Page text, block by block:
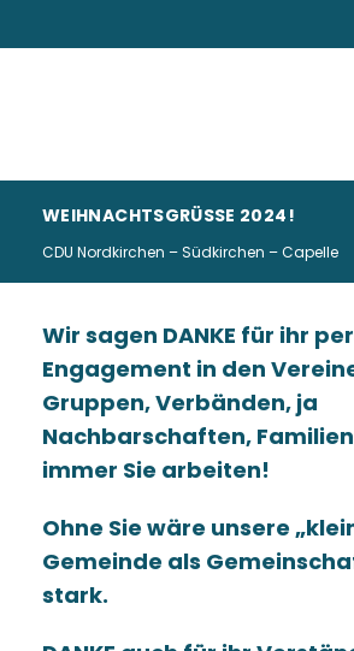
WEIHNACHTSGRÜSSE 2024!
CDU Nordkirchen – Südkirchen – Capelle
Wir sagen DANKE für ihr
Engagement in den
Gruppen, Verbänden, ja
Nachbarschaften,
immer Sie arbeiten!
Ohne Sie wäre unsere
Gemeinde als
stark.